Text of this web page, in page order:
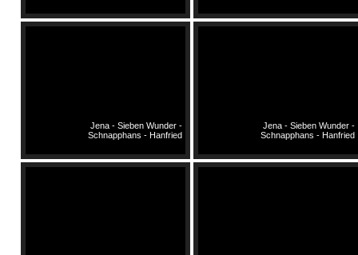
Jena - Sieben Wunder -
Schnapphans - Hanfried
Jena - Sieben Wunder -
Schnapphans - Hanfried